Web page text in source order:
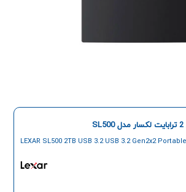
LEXAR SL500 2TB USB 3.2 USB 3.2 Gen2x2 Portable